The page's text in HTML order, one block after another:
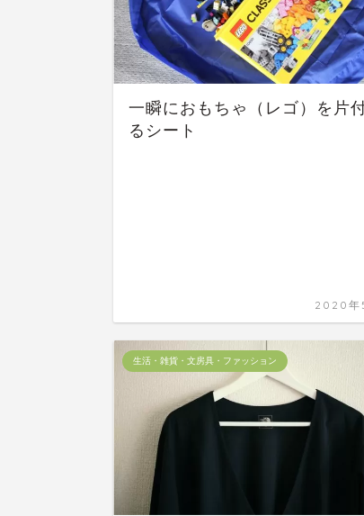
一瞬におもちゃ（レゴ）を片
るシート
2020年
生活・雑貨・文房具・ファッション